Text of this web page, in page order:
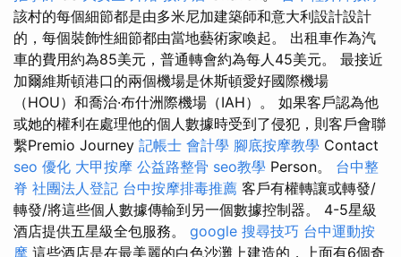
該村的每個細節都是由多米尼加建築師和意大利設計設計
的，每個裝飾性細節都由當地藝術家喚起。 出租車作為汽
車的費用約為85美元，普通轉會約為每人45美元。 最接近
加爾維斯頓港口的兩個機場是休斯頓愛好國際機場
（HOU）和喬治·布什洲際機場（IAH）。 如果客戶認為他
或她的權利在處理他的個人數據時受到了侵犯，則客戶會聯
繫Premio Journey 記帳士 會計學 腳底按摩教學 Contact
seo 優化 大甲按摩 公益路整骨 seo教學 Person。 台中整
脊 社團法人登記 台中按摩排毒推薦 客戶有權轉讓或轉發/
轉發/將這些個人數據傳輸到另一個數據控制器。 4-5星級
酒店提供五星級全包服務。 google 搜尋技巧 台中運動按
摩 這些酒店是在最美麗的白色沙灘上建造的，上面有6個奇